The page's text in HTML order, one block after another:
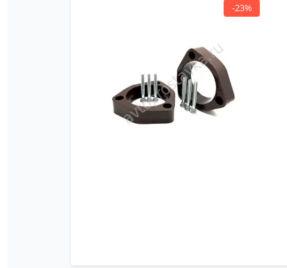
-23%